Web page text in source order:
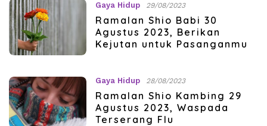
Gaya Hidup 29/08/2023
Ramalan Shio Babi 30
Agustus 2023, Berikan
Kejutan untuk Pasanganmu
Gaya Hidup 28/08/2023
Ramalan Shio Kambing 29
Agustus 2023, Waspada
Terserang Flu